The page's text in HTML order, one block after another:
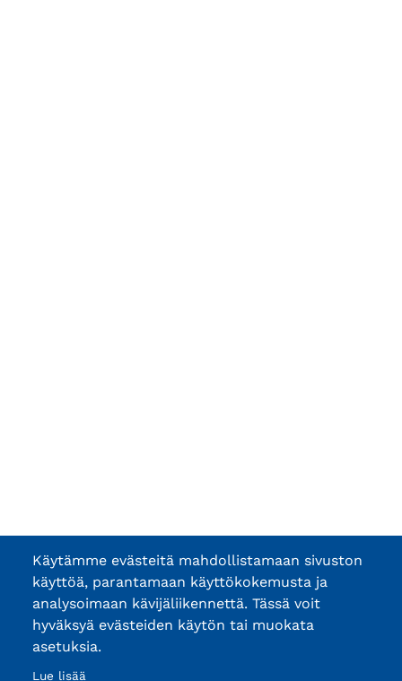
Käytämme evästeitä mahdollistamaan sivuston
käyttöä, parantamaan käyttökokemusta ja
analysoimaan kävijäliikennettä. Tässä voit
hyväksyä evästeiden käytön tai muokata
asetuksia.
Lue lisää